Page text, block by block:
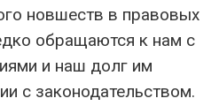
новшеств в правовых
обращаются к нам с
и наш долг им
с законодательством.